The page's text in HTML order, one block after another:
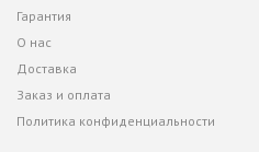
Гарантия
О нас
Доставка
Заказ и оплата
Политика конфиденциальности